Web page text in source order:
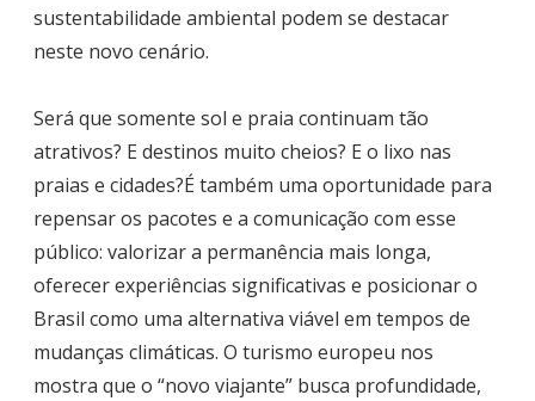
sustentabilidade ambiental podem se destacar
neste novo cenário.
Será que somente sol e praia continuam tão
atrativos? E destinos muito cheios? E o lixo nas
praias e cidades?É também uma oportunidade para
repensar os pacotes e a comunicação com esse
público: valorizar a permanência mais longa,
oferecer experiências significativas e posicionar o
Brasil como uma alternativa viável em tempos de
mudanças climáticas. O turismo europeu nos
mostra que o “novo viajante” busca profundidade,